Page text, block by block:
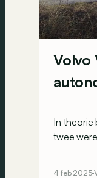
Volvo
In theorie
twee
4 feb 2025